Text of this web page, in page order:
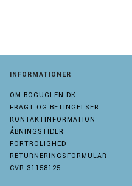
INFORMATIONER
OM BOGUGLEN.DK
FRAGT OG BETINGELSER
KONTAKTINFORMATION
ÅBNINGSTIDER
FORTROLIGHED
RETURNERINGSFORMULAR
CVR 31158125